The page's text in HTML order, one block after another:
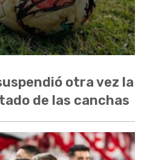
otra vez la
de las canchas